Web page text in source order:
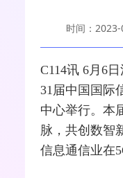
时间：
C114讯 6月6
31届中国国际
中心举行。本
脉，共创数智
信息通信业在